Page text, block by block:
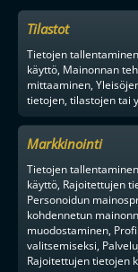
Tilastot
Tietojen
käyttö, Mainonnan
mittaaminen,
tietojen, tilastojen tai
Markkinointi
Tietojen
käyttö, Rajoitettujen
Personoidun
kohdennetun
muodostaminen,
valitsemiseksi,
Rajoitettujen tietojen
YHTEYSTIEDOT
MEDIALLE
BRÄNDI
TIETOSUOJA